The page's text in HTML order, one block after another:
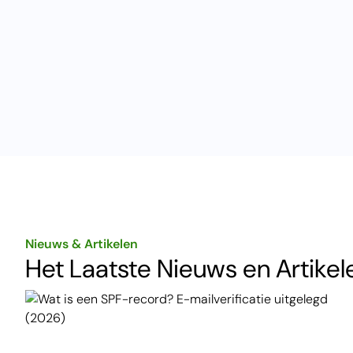
Nieuws & Artikelen
Het Laatste Nieuws en